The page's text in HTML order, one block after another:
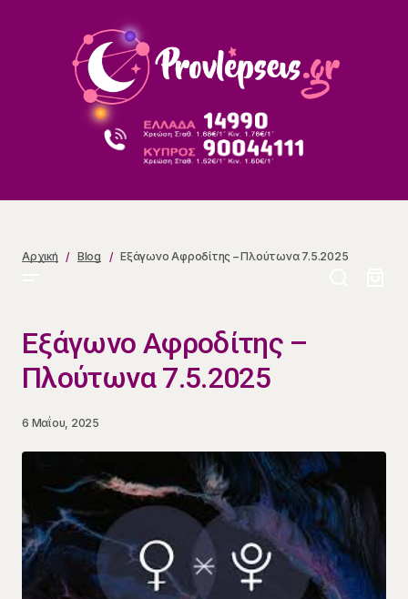
Αρχική Blog Εξάγωνο Αφροδίτης – Πλούτωνα 7.5.2025
Εξάγωνο Αφροδίτης –
Πλούτωνα 7.5.2025
6 Μαΐου, 2025